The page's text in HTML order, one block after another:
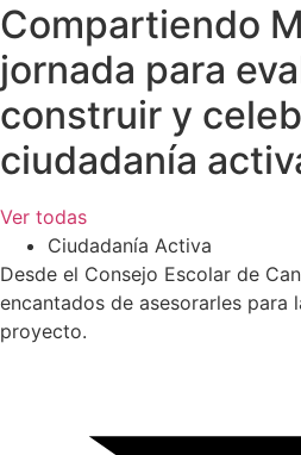
Compartiendo
jornada para
construir y
ciudadanía
Ver todas
Ciudadanía Activa
Desde el Consejo Escolar de
encantados de asesorarles para
proyecto.